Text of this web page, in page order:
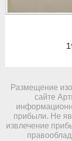
Размещение
сайте
прибыли. Не
извлечение